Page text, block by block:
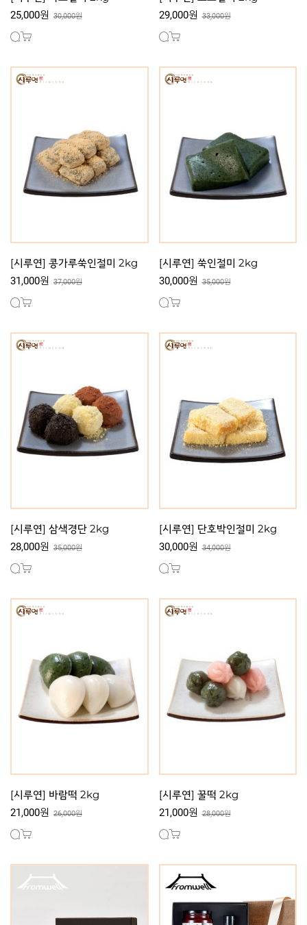
25,000원 30,000원 29,000원 33,000원
[시루연] 콩가루쑥인절미 2kg
31,000원 37,000원
[시루연] 쑥인절미 2kg
30,000원 35,000원
[시루연] 삼색경단 2kg
28,000원 35,000원
[시루연] 단호박인절미 2kg
30,000원 34,000원
[시루연] 바람떡 2kg
21,000원 26,000원
[시루연] 꿀떡 2kg
21,000원 28,000원